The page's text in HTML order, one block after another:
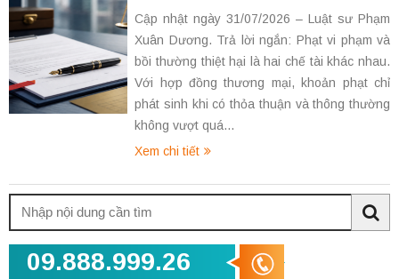
Cập nhật ngày 31/07/2026 – Luật sư Phạm
Xuân Dương. Trả lời ngắn: Phạt vi phạm và
bồi thường thiệt hại là hai chế tài khác nhau.
Với hợp đồng thương mại, khoản phạt chỉ
phát sinh khi có thỏa thuận và thông thường
không vượt quá...
Xem chi tiết
kiếm:
09.888.999.26